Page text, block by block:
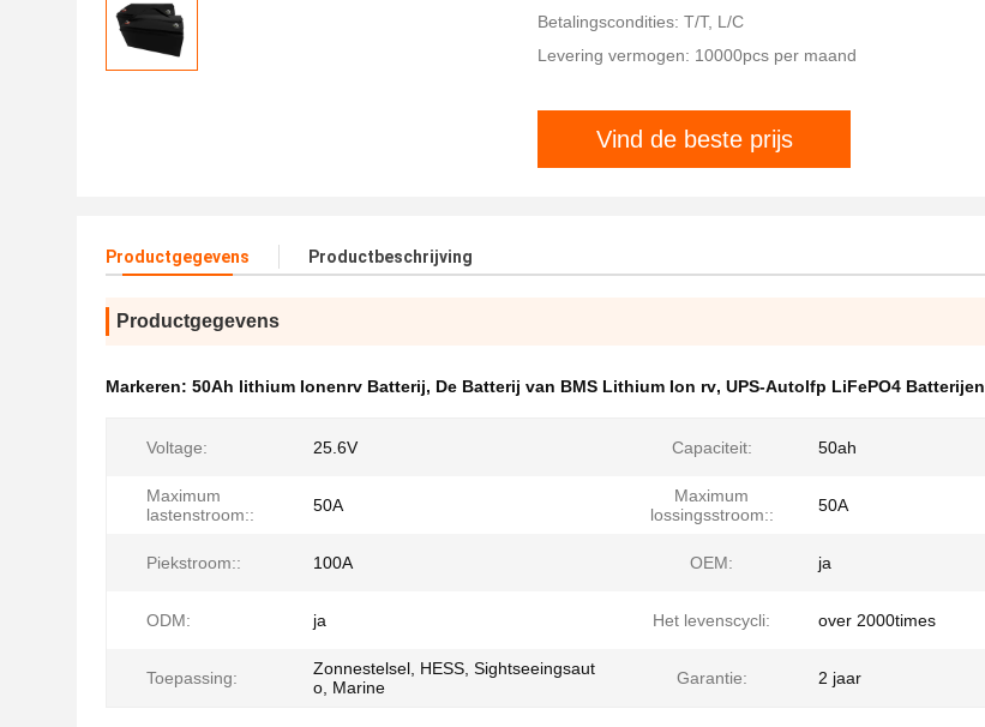
Betalingscondities: T/T, L/C
Levering vermogen: 10000pcs per maand
Vind de beste prijs
Productgegevens Productbeschrijving
Productgegevens
Markeren: 50Ah lithium Ionenrv Batterij, De Batterij van BMS Lithium Ion rv, UPS-Autolfp LiFePO4 Batterijen
Voltage: 25.6V Capaciteit: 50ah
Maximum
lastenstroom::
50A
Maximum
lossingsstroom::
50A
Piekstroom:: 100A OEM: ja
ODM: ja Het levenscycli: over 2000times
Toepassing:
Zonnestelsel, HESS, Sightseeingsaut
o, Marine
Garantie: 2 jaar